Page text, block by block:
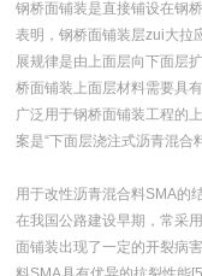
钢桥面铺装是直接铺设在钢
表明，钢桥面铺装层zui大拉
展规律是由上面层向下面层
桥面铺装上面层材料需要具
广泛用于钢桥面铺装工程的
案是“下面层浇注式沥青混合
用于改性沥青混合料SMA的
在我国公路建设早期，常采
面铺装出现了一定的开裂病